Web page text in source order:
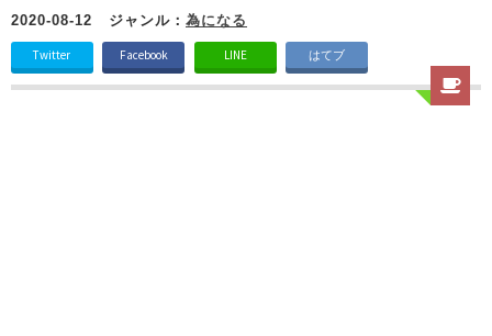
2020-08-12 ジャンル： 為になる
Twitter Facebook LINE はてブ